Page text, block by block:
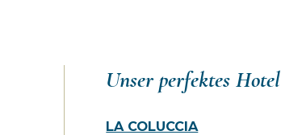
Unser perfektes Hotel
LA COLUCCIA